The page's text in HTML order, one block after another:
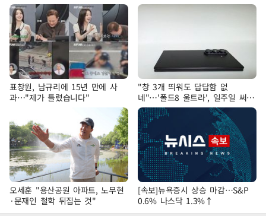
표창원, 남규리에 15년 만에 사
과…"제가 틀렸습니다"
"창 3개 띄워도 답답함 없
네"…'폴드8 울트라', 일주일 써보
니
오세훈 "용산공원 아파트, 노무현
·문재인 철학 뒤집는 것"
[속보]뉴욕증시 상승 마감…S&P
0.6% 나스닥 1.3%↑